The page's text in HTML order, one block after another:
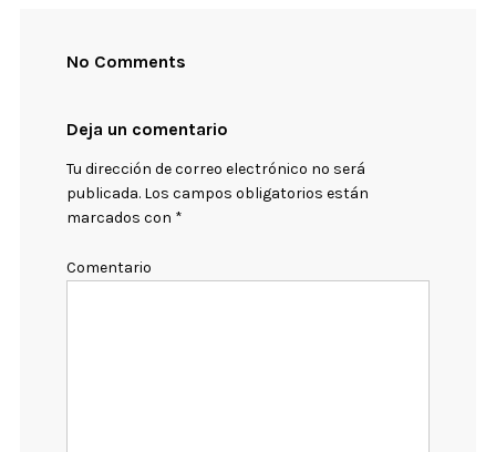
No Comments
Deja un comentario
Tu dirección de correo electrónico no será
publicada. Los campos obligatorios están
marcados con *
Comentario